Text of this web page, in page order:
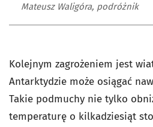
Mateusz Waligóra, podróżnik
Kolejnym zagrożeniem jest
Antarktydzie może osiągać
Takie podmuchy nie tylko
temperaturę o kilkadziesiąt